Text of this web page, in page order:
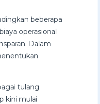
beberapa
operasional
Dalam
tulang
kini mulai